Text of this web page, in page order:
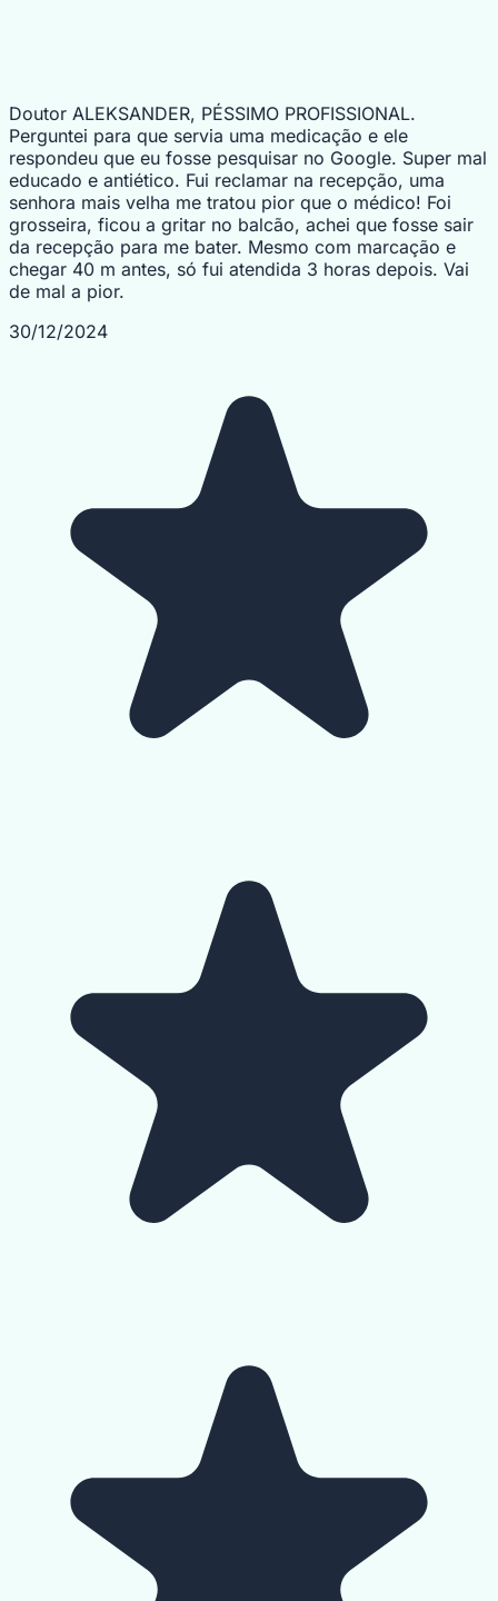
Doutor ALEKSANDER, PÉSSIMO PROFISSIONAL.
Perguntei para que servia uma medicação e ele
respondeu que eu fosse pesquisar no Google. Super mal
educado e antiético. Fui reclamar na recepção, uma
senhora mais velha me tratou pior que o médico! Foi
grosseira, ficou a gritar no balcão, achei que fosse sair
da recepção para me bater. Mesmo com marcação e
chegar 40 m antes, só fui atendida 3 horas depois. Vai
de mal a pior.
30/12/2024